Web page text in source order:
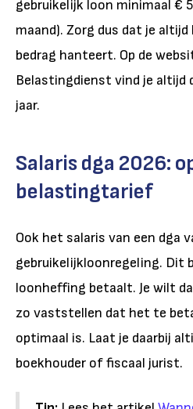
gebruikelijk loon minimaal €
maand). Zorg dus dat je
bedrag hanteert. Op de
Belastingdienst vind je altijd
jaar.
Salaris dga 2026:
belastingtarief
Ook het salaris van een dga
gebruikelijkloonregeling. Dit
loonheffing betaalt. Je wilt
zo vaststellen dat het te
optimaal is. Laat je daarbij
boekhouder of fiscaal jurist.